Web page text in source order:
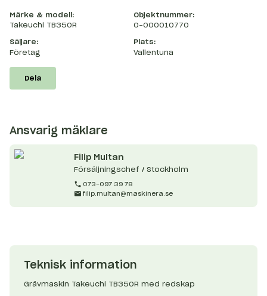
Märke & modell:
Takeuchi TB350R
Objektnummer:
O-000010770
Säljare:
Företag
Plats:
Vallentuna
Dela
Ansvarig mäklare
Filip Multan
Försäljningschef / Stockholm
073-097 39 78
filip.multan@maskinera.se
Teknisk information
Grävmaskin Takeuchi TB350R med redskap